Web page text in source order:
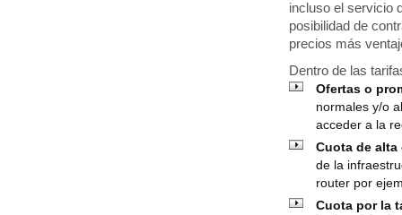
incluso el servicio
posibilidad de
precios más
Dentro de las
Ofertas o
normales y/o
acceder a la
Cuota de
de la
router por
Cuota por la